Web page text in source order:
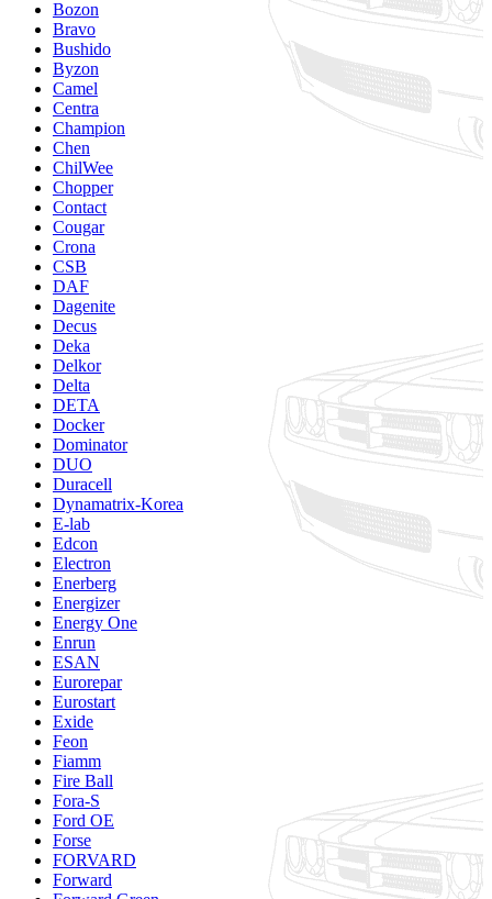
Bozon
Bravo
Bushido
Byzon
Camel
Centra
Champion
Chen
ChilWee
Chopper
Contact
Cougar
Crona
CSB
DAF
Dagenite
Decus
Deka
Delkor
Delta
DETA
Docker
Dominator
DUO
Duracell
Dynamatrix-Korea
E-lab
Edcon
Electron
Enerberg
Energizer
Energy One
Enrun
ESAN
Eurorepar
Eurostart
Exide
Feon
Fiamm
Fire Ball
Fora-S
Ford OE
Forse
FORVARD
Forward